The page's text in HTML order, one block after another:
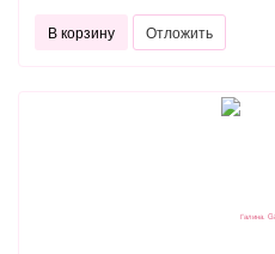
В корзину Отложить